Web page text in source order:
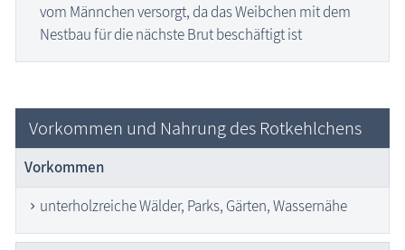
vom Männchen versorgt, da das Weibchen mit dem
Nestbau für die nächste Brut beschäftigt ist
Vorkommen und Nahrung des Rotkehlchens
Vorkommen
unterholzreiche Wälder, Parks, Gärten, Wassernähe